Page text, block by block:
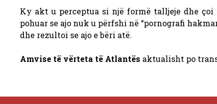
Ky akt u perceptua si një formë talljeje dhe çoi
pohuar se ajo nuk u përfshi në “pornografi
dhe rezultoi se ajo e bëri atë.
Amvise të vërteta të Atlantës aktualisht po